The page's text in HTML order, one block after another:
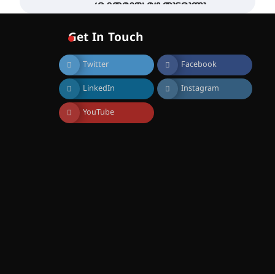
ശക്തമായ മഴ തുടരുന്നു –
തൃശൂർ ജില്ലയിൽ എല്ലാ
സ്ഥാപനങ്ങൾക്കും
August 7, 2026
എം.ജി. യൂണിവേഴ്‌സിറ്റിയിൽ
നിന്ന് ഇംഗ്ളീഷ്
സാഹിത്യത്തിൽ ഡോക്ടറേറ്റ്
നേടിയ എൻ. ആര്യ
Get In Touch
Twitter Facebook
LinkedIn Instagram
YouTube